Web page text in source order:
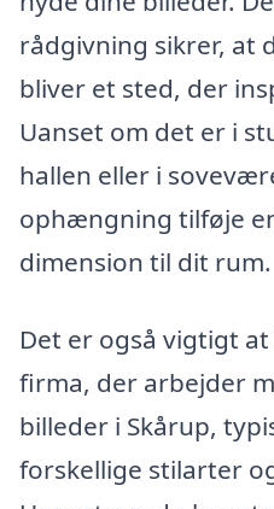
rådgivning sikrer, at
bliver et sted, der
Uanset om det er i
hallen eller i
ophængning tilføje
dimension til dit rum.
Det er også vigtigt
firma, der arbejder
billeder i Skårup,
forskellige stilarter